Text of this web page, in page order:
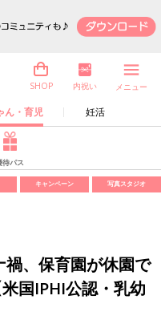
ん・育児 妊活
SHOP 内祝い メニュー
待パス
キャンペーン 写真スタジオ
、保育園が休園で
国IPHI公認・乳幼